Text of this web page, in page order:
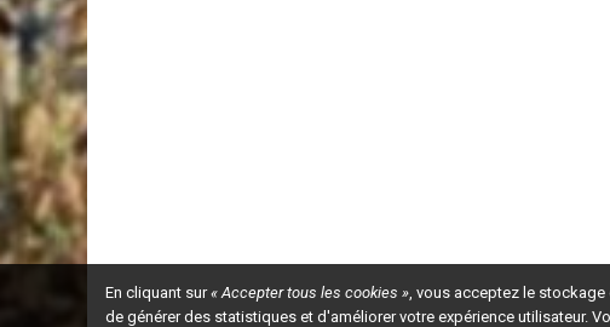
En cliquant sur« Accepter tous les cookies », vous acceptez le stockage
de générer des statistiques et d'améliorer votre expérience utilisateur.